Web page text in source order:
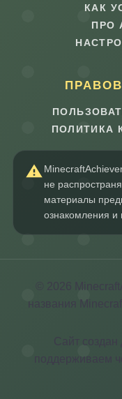
КАК
ПРО
ПОЛИТИКА
не
материалы
ознакомления и
© 2026
названия
Сайт создан
поддерживаем